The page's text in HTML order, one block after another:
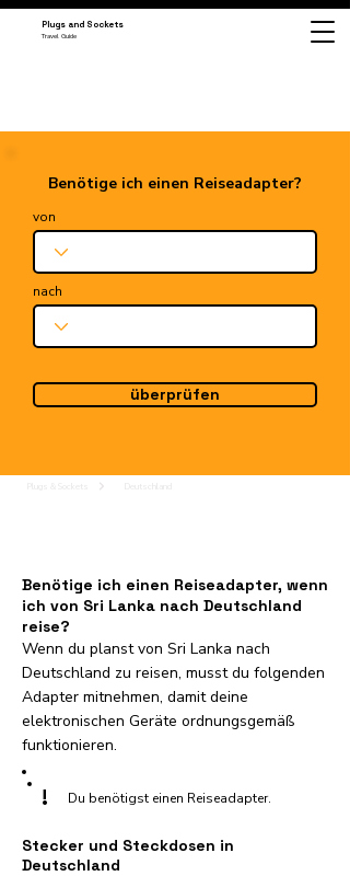
Plugs and Sockets
Travel Guide
Benötige ich einen Reiseadapter?
von
nach
überprüfen
Benötige ich einen Reiseadapter, wenn
ich von Sri Lanka nach Deutschland
reise?
Wenn du planst von Sri Lanka nach
Deutschland zu reisen, musst du folgenden
Adapter mitnehmen, damit deine
elektronischen Geräte ordnungsgemäß
funktionieren.
! Du benötigst einen Reiseadapter.
Stecker und Steckdosen in
Deutschland